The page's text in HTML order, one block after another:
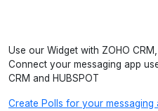
Use our Widget with ZOHO CRM,
Connect your messaging app
CRM and HUBSPOT
Create Polls for your messaging